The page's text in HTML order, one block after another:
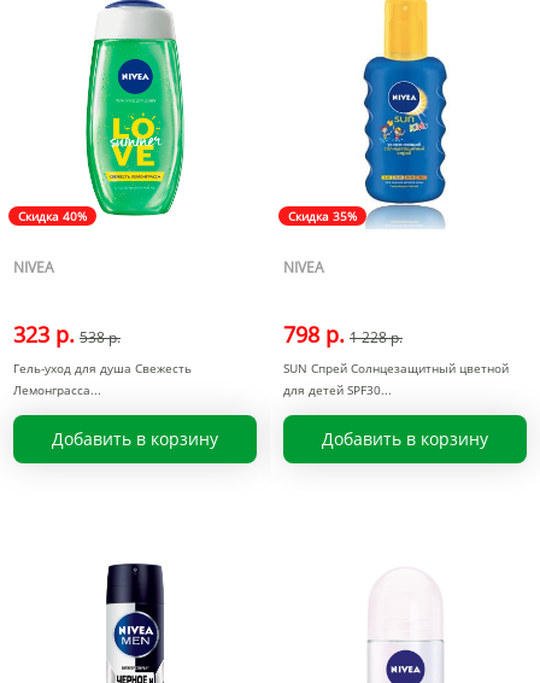
Скидка 40%
NIVEA
323 р. 538 р.
Гель-уход для душа Свежесть
Лемонграсса
Добавить в корзину
Скидка 35%
NIVEA
798 р. 1 228 р.
SUN Спрей Солнцезащитный цветной
для детей SPF30
Добавить в корзину